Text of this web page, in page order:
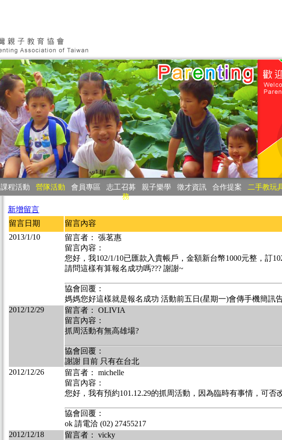
課程活動 營隊活動 會員專區 志工召募 親子樂學 徵才資訊 合作提案
二手教玩
務
新增留言
留言日期
留言內容
2013/1/10
留言者： 張茗惠
留言內容：
您好，我102/1/10已匯款入貴帳戶，金額新台幣1000元整，訂
請問這樣有算報名成功嗎??? 謝謝~
協會回覆：
媽媽您好這樣就是報名成功 活動前五日(星期一)會傳手機簡訊
2012/12/29
留言者： OLIVIA
留言內容：
抓周活動有無高雄場?
協會回覆：
謝謝 目前 只有在台北
2012/12/26
留言者： michelle
留言內容：
您好，我有預約101.12.29的抓周活動，因為臨時有事情，可否
協會回覆：
ok 請電洽 (02) 27455217
2012/12/18
留言者： vicky